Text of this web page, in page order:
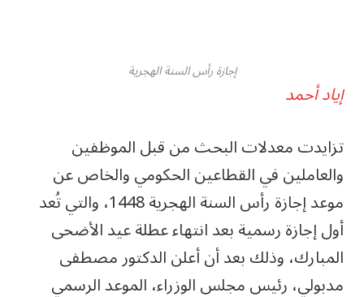
إجازة رأس السنة الهجرية
إياد أحمد
تزايدت معدلات البحث من قبل الموظفين
والعاملين في القطاعين الحكومي والخاص عن
موعد إجازة رأس السنة الهجرية 1448، والتي تُعد
أول إجازة رسمية بعد انتهاء عطلة عيد الأضحى
المبارك، وذلك بعد أن أعلن الدكتور مصطفى
مدبولي، رئيس مجلس الوزراء، الموعد الرسمي